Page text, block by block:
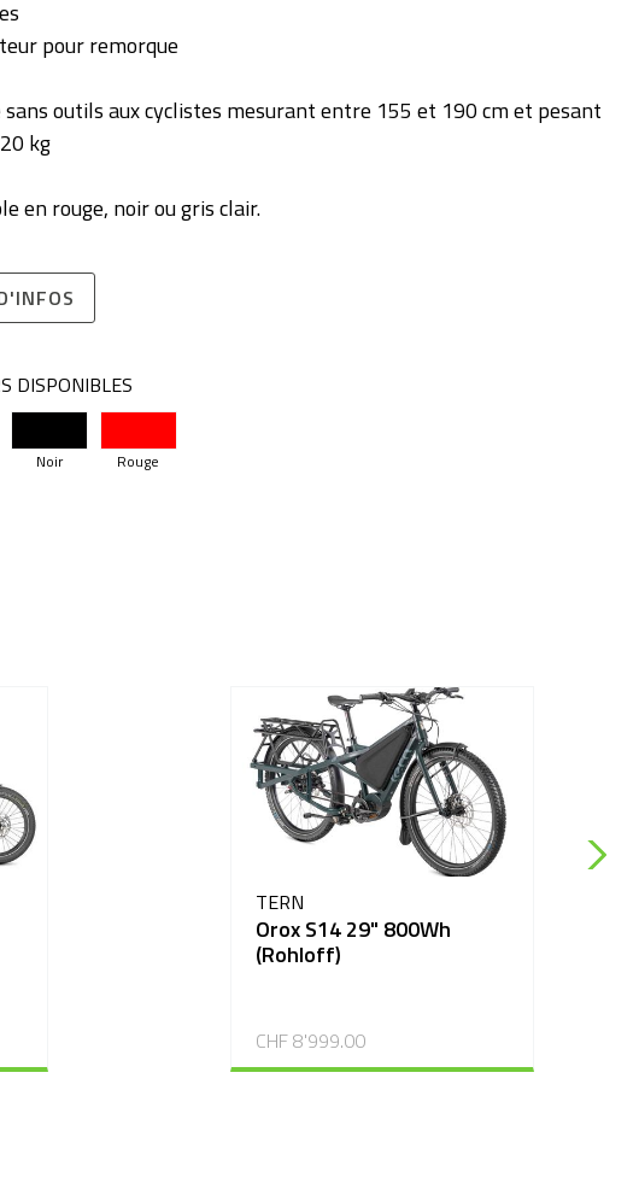
pour remorque
sans outils aux cyclistes mesurant entre 155 et 190 cm et pesant
kg
en rouge, noir ou gris clair.
DISPONIBLES
Noir Rouge
TERN
Orox S14 29" 800Wh
(Rohloff)
CHF 8'999.00